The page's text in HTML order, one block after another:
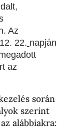
Az
22. napján
az
során
szerint
alábbiakra: